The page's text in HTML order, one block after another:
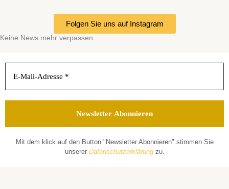
Folgen Sie uns auf Instagram
Keine News mehr verpassen
Mit dem klick auf den Button "Newsletter Abonnieren" stimmen Sie
unserer Datenschutzerklärungzu.